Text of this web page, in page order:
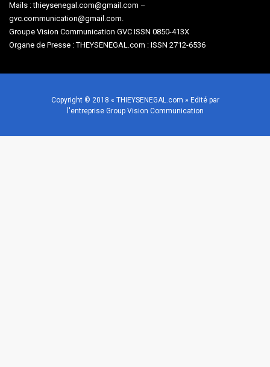
Mails : thieysenegal.com@gmail.com –
gvc.communication@gmail.com.
Groupe Vision Communication GVC ISSN 0850-413X
Organe de Presse : THEYSENEGAL.com : ISSN 2712-6536
Copyright © 2018 « THIEYSENEGAL.com » Edité par
l'entreprise Group Vision Communication